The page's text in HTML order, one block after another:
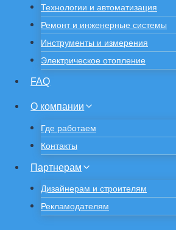
Технологии и автоматизация
Ремонт и инженерные системы
Инструменты и измерения
Электрическое отопление
FAQ
О компании
Где работаем
Контакты
Партнерам
Дизайнерам и строителям
Рекламодателям